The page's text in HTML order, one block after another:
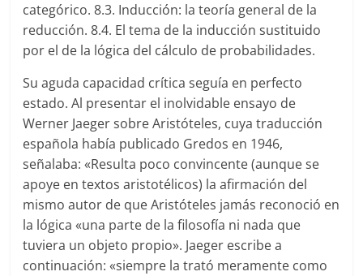
categórico. 8.3. Inducción: la teoría general de la
reducción. 8.4. El tema de la inducción sustituido
por el de la lógica del cálculo de probabilidades.
Su aguda capacidad crítica seguía en perfecto
estado. Al presentar el inolvidable ensayo de
Werner Jaeger sobre Aristóteles, cuya traducción
española había publicado Gredos en 1946,
señalaba: «Resulta poco convincente (aunque se
apoye en textos aristotélicos) la afirmación del
mismo autor de que Aristóteles jamás reconoció en
la lógica «una parte de la filosofía ni nada que
tuviera un objeto propio». Jaeger escribe a
continuación: «siempre la trató meramente como